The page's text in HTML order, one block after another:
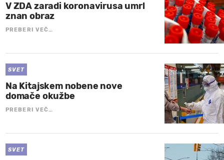
V ZDA zaradi koronavirusa umrl
znan obraz
PREBERI VEČ…
SVET
Na Kitajskem nobene nove
domače okužbe
PREBERI VEČ…
SVET